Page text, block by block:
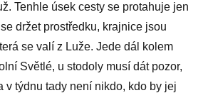
Tenhle úsek cesty se protahuje jen
držet prostředku, krajnice jsou
se valí z Luže. Jede dál kolem
Světlé, u stodoly musí dát pozor,
v týdnu tady není nikdo, kdo by jej